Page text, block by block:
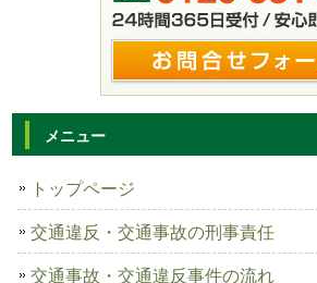
メニュー
トップページ
交通違反・交通事故の刑事責任
交通事故・交通違反事件の流れ